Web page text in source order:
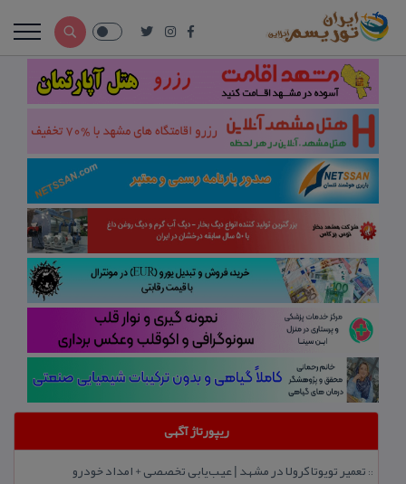
ریپورتاژ آگهی
:: تعمیر تویوتا كرولا در مشهد | عیب‌یابی تخصصی + امداد خودرو